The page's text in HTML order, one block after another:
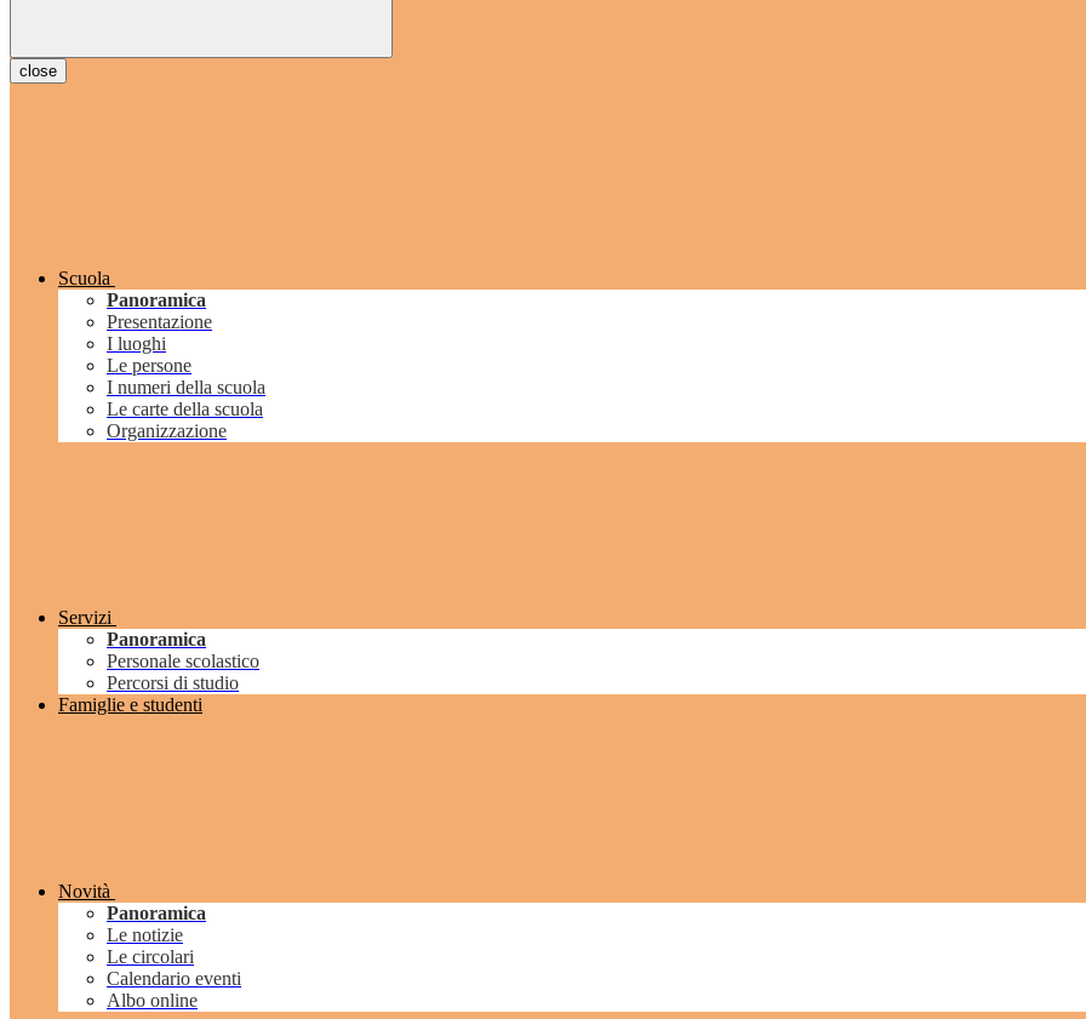
close
Scuola
Panoramica
Presentazione
I luoghi
Le persone
I numeri della scuola
Le carte della scuola
Organizzazione
Servizi
Panoramica
Personale scolastico
Percorsi di studio
Famiglie e studenti
Novità
Panoramica
Le notizie
Le circolari
Calendario eventi
Albo online